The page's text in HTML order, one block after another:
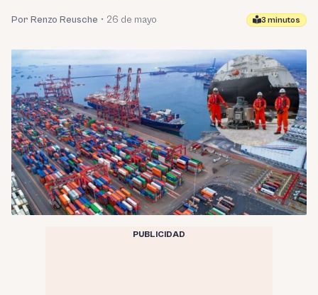
Por Renzo Reusche • 26 de mayo 3 minutos
PUBLICIDAD